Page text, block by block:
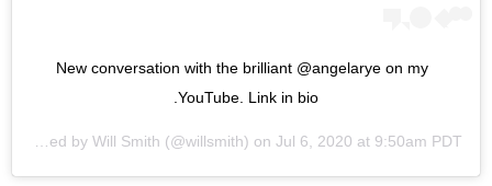
New conversation with the brilliant @angelarye on my
YouTube. Link in bio.
Will Smith (@willsmith) on Jul 6, 2020 at 9:50am PDT